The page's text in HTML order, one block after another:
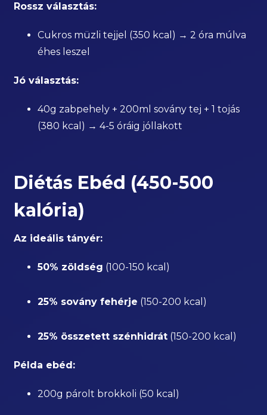
Rossz választás:
Cukros müzli tejjel (350 kcal) → 2 óra múlva
éhes leszel
Jó választás:
40g zabpehely + 200ml sovány tej + 1 tojás
(380 kcal) → 4-5 óráig jóllakott
Diétás Ebéd (450-500
kalória)
Az ideális tányér:
50% zöldség (100-150 kcal)
25% sovány fehérje (150-200 kcal)
25% összetett szénhidrát (150-200 kcal)
Példa ebéd:
200g párolt brokkoli (50 kcal)